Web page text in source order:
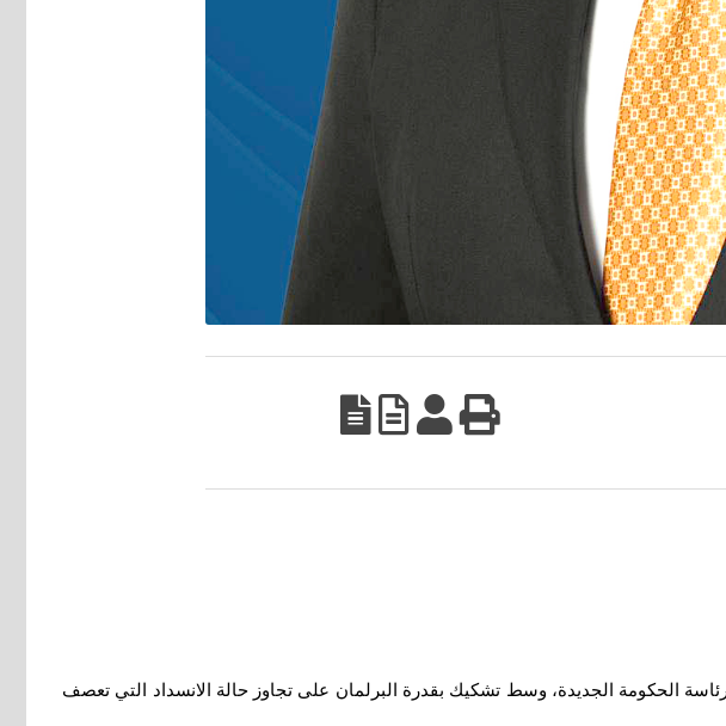
الحكومة الجديدة، وسط تشكيك بقدرة البرلمان على تجاوز حالة الانسداد التي تعصف